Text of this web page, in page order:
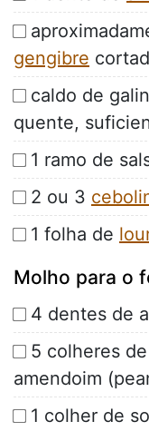
gengibre
caldo de
quente,
1 ramo de
2 ou 3
1 folha de
Molho para o
4 dentes de
5 colheres
amendoim
1 colher de